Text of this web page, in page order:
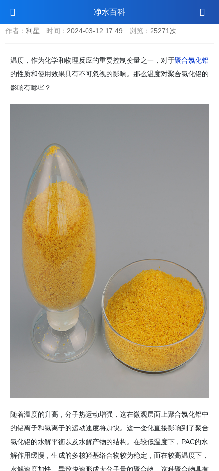
净水百科
温度对聚合氯化铝的影响
作者： 利星 时间： 2024-03-12 17:49 浏览： 25271次
温度，作为化学和物理反应的重要控制变量之一，对于聚合氯化铝
的性质和使用效果具有不可忽视的影响。那么温度对聚合氯化铝的
影响有哪些？
随着温度的升高，分子热运动增强，这在微观层面上聚合氯化铝中
的铝离子和氯离子的运动速度将加快。这一变化直接影响到了聚合
氯化铝的水解平衡以及水解产物的结构。在较低温度下，PAC的水
解作用缓慢，生成的多核羟基络合物较为稳定，而在较高温度下，
水解速度加快，导致快速形成大分子量的聚合物，这种聚合物具有